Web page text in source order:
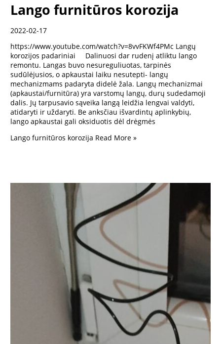
Lango furnitūros korozija
2022-02-17
https://www.youtube.com/watch?v=8vvFKWf4PMc Langų
korozijos padariniai Dalinuosi dar rudenį atliktu lango
remontu. Langas buvo nesureguliuotas, tarpinės
sudūlėjusios, o apkaustai laiku nesutepti- langų
mechanizmams padaryta didelė žala. Langų mechanizmai
(apkaustai/furnitūra) yra varstomų langų, durų sudedamoji
dalis. Jų tarpusavio sąveika langą leidžia lengvai valdyti,
atidaryti ir uždaryti. Be anksčiau išvardintų aplinkybių,
lango apkaustai gali oksiduotis dėl drėgmės
Lango furnitūros korozija Read More »